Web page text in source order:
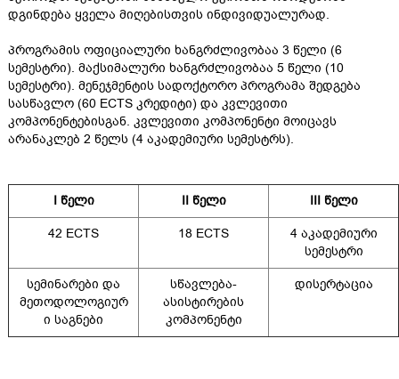
დგინდება ყველა მიღებისთვის ინდივიდუალურად.
პროგრამის ოფიციალური ხანგრძლივობაა 3 წელი (6
სემესტრი). მაქსიმალური ხანგრძლივობაა 5 წელი (10
სემესტრი). მენეჯმენტის სადოქტორო პროგრამა შედგება
სასწავლო (60 ECTS კრედიტი) და კვლევითი
კომპონენტებისგან. კვლევითი კომპონენტი მოიცავს
არანაკლებ 2 წელს (4 აკადემიური სემესტრს).
Iწელი II წელი IIIწელი
42 ECTS
18 ECTS
4 აკადემიური
სემესტრი
სემინარები და
მეთოდოლოგიურ
ი საგნები
სწავლება-
ასისტირების
კომპონენტი
დისერტაცია